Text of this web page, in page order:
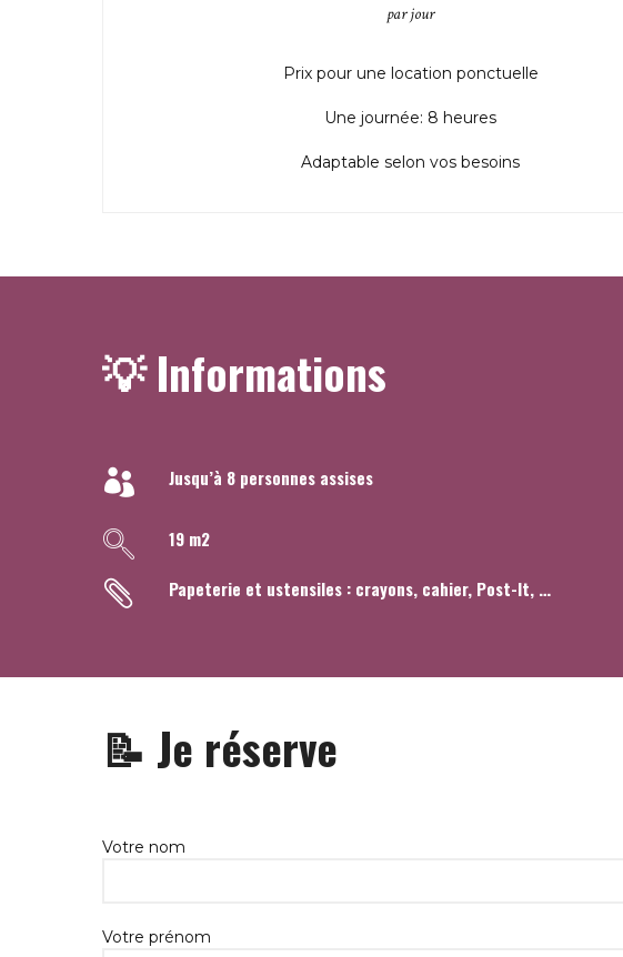
par jour
Prix pour une location ponctuelle
Une journée: 8 heures
Adaptable selon vos besoins
💡 Informations
Jusqu’à 8 personnes assises
19 m2
Papeterie et ustensiles : crayons, cahier, Post-It, …
📝 Je réserve
Votre nom
Votre prénom